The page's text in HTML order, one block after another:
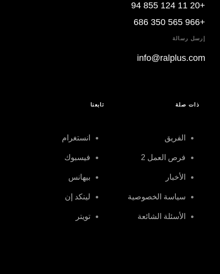
+20 11 124 855 94
+966 565 350 686
إرسل رسالة
info@ralplus.com
ذات صلة
الفريق
فرص العمل 2
الأخبار
سياسة الخصوصية
الأسئلة الشائعة
تابعنا
انستغرام
فيسبوك
بيهانس
لينكد إن
تويتر